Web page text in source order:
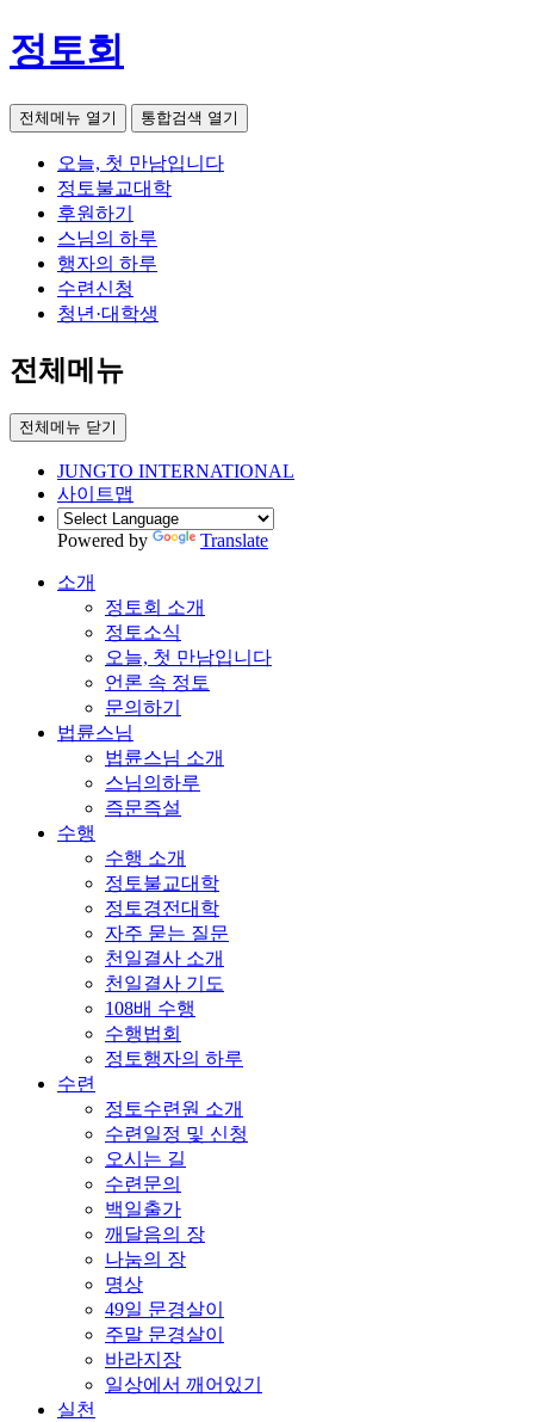
정토회
전체메뉴 열기 통합검색 열기
오늘, 첫 만남입니다
정토불교대학
후원하기
스님의 하루
행자의 하루
수련신청
청년·대학생
전체메뉴
전체메뉴 닫기
JUNGTO INTERNATIONAL
사이트맵
Powered by Translate
소개
정토회 소개
정토소식
오늘, 첫 만남입니다
언론 속 정토
문의하기
법륜스님
법륜스님 소개
스님의하루
즉문즉설
수행
수행 소개
정토불교대학
정토경전대학
자주 묻는 질문
천일결사 소개
천일결사 기도
108배 수행
수행법회
정토행자의 하루
수련
정토수련원 소개
수련일정 및 신청
오시는 길
수련문의
백일출가
깨달음의 장
나눔의 장
명상
49일 문경살이
주말 문경살이
바라지장
일상에서 깨어있기
실천